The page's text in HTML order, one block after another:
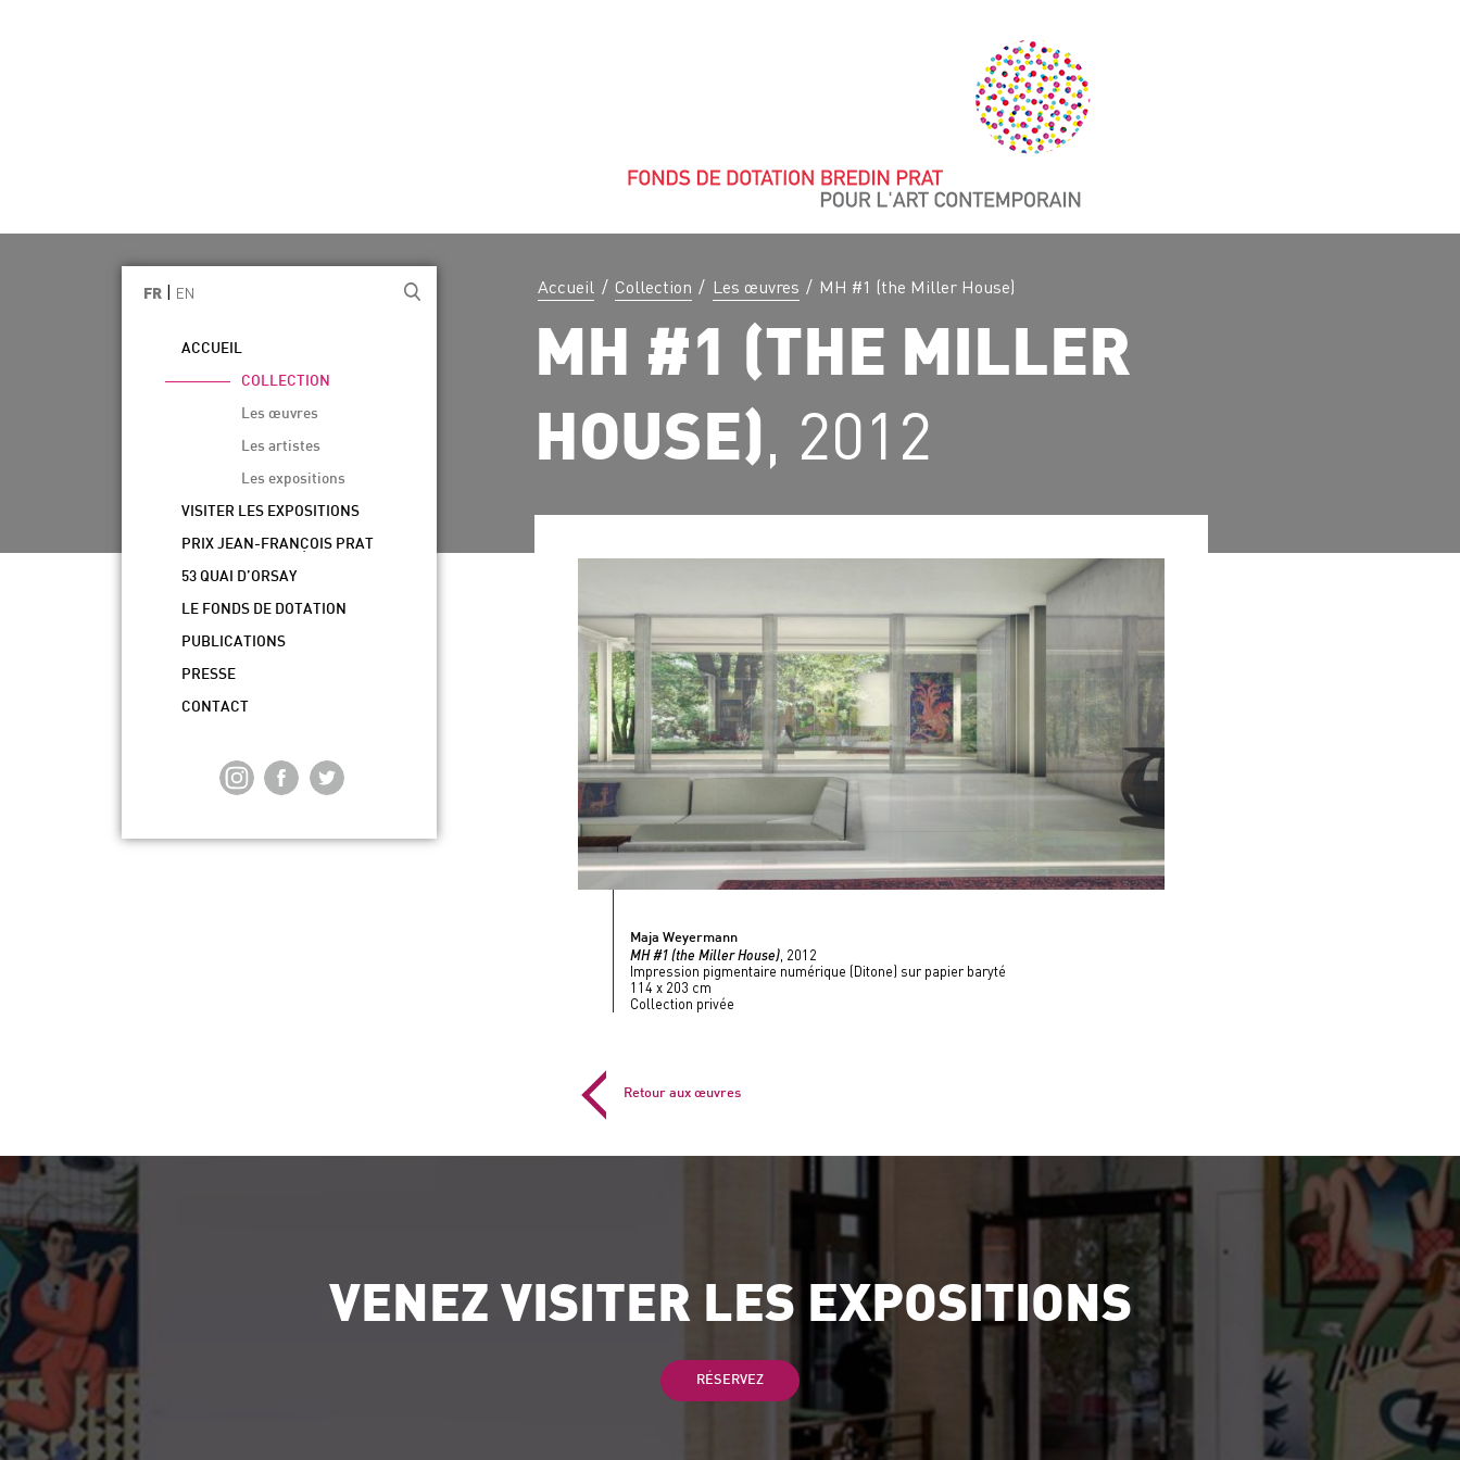
Accueil / Collection / Les œuvres / MH #1 (the Miller House)
MH #1 (THE MILLER
HOUSE), 2012
FR EN
ACCUEIL
COLLECTION
Les œuvres
Les artistes
Les expositions
VISITER LES EXPOSITIONS
PRIX JEAN-FRANÇOIS PRAT
53 QUAI D’ORSAY
LE FONDS DE DOTATION
PUBLICATIONS
PRESSE
CONTACT
Maja Weyermann
MH #1 (the Miller House) , 2012
Impression pigmentaire numérique (Ditone) sur papier baryté
114 x 203 cm
Collection privée
Retour aux œuvres
VENEZ VISITER LES EXPOSITIONS
RÉSERVEZ